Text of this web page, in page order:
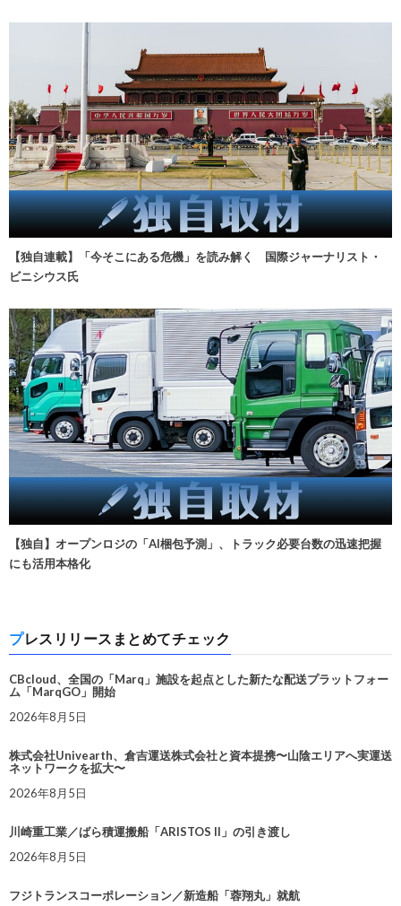
【独自連載】「今そこにある危機」を読み解く 国際ジャーナリスト・
ビニシウス氏
【独自】オープンロジの「AI梱包予測」、トラック必要台数の迅速把握
にも活用本格化
プレスリリースまとめてチェック
CBcloud、全国の「Marq」施設を起点とした新たな配送プラットフォー
ム「MarqGO」開始
2026年8月5日
株式会社Univearth、倉吉運送株式会社と資本提携〜山陰エリアへ実運送
ネットワークを拡大〜
2026年8月5日
川崎重工業／ばら積運搬船「ARISTOS II」の引き渡し
2026年8月5日
フジトランスコーポレーション／新造船「蓉翔丸」就航